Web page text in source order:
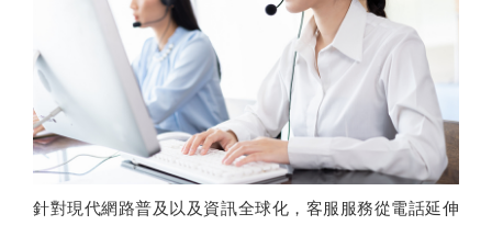
針對現代網路普及以及資訊全球化，客服服務從電話延伸